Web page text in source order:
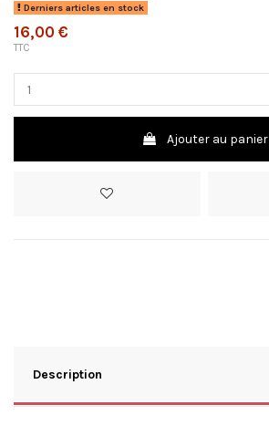
Derniers articles en stock
16,00 €
TTC
Ajouter au panier
Description